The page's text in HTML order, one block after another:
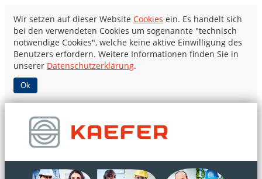
Wir setzen auf dieser Website Cookies ein. Es handelt sich
bei den verwendeten Cookies um sogenannte "technisch
notwendige Cookies", welche keine aktive Einwilligung des
Benutzers erfordern. Weitere Informationen finden Sie in
unserer Datenschutzerklärung.
Ok